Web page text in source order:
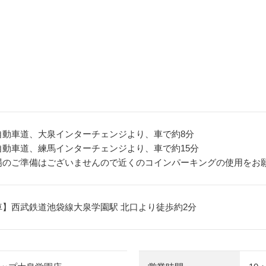
動車道、大泉インターチェンジより、車で約8分
動車道、練馬インターチェンジより、車で約15分
ご準備はございませんので近くのコインパーキングの使用をお
】西武鉄道池袋線大泉学園駅 北口より徒歩約2分